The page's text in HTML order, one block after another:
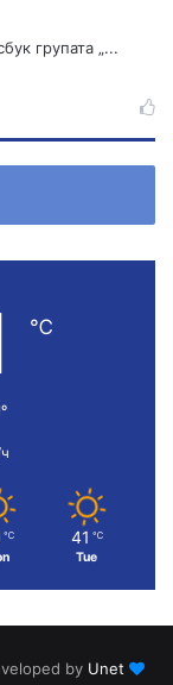
групата „...
℃
℃ 41 ℃
Tue
by Unet